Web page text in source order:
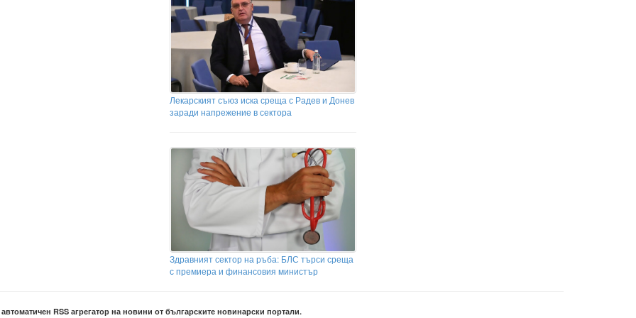
Лекарският съюз иска среща с Радев и Донев
заради напрежение в сектора
Здравният сектор на ръба: БЛС търси среща
с премиера и финансовия министър
RSS агрегатор на новини от българските новинарски портали.